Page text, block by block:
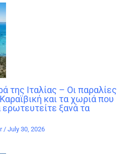
της Ιταλίας – Οι παραλίες
και τα χωριά που
ξανά τα
/July 30, 2026